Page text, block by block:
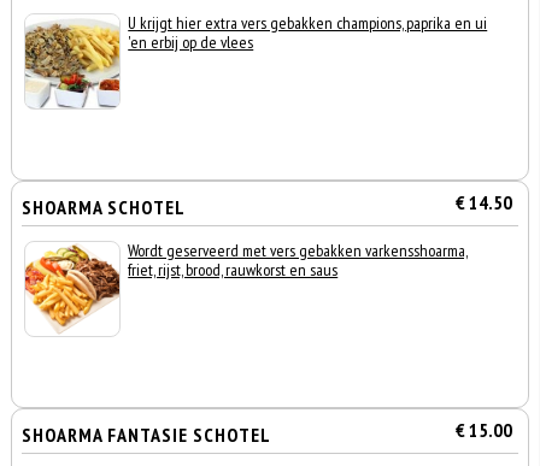
U krijgt hier extra vers gebakken champions, paprika en ui
'en erbij op de vlees
SHOARMA SCHOTEL € 14.50
Wordt geserveerd met vers gebakken varkensshoarma,
friet, rijst, brood, rauwkorst en saus
SHOARMA FANTASIE SCHOTEL € 15.00